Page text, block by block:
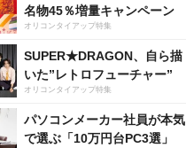
名物45％増量キャンペーン
オリコンタイアップ特集
SUPER★DRAGON、自ら描
いた”レトロフューチャー”
オリコンタイアップ特集
パソコンメーカー社員が本気
で選ぶ「10万円台PC3選」